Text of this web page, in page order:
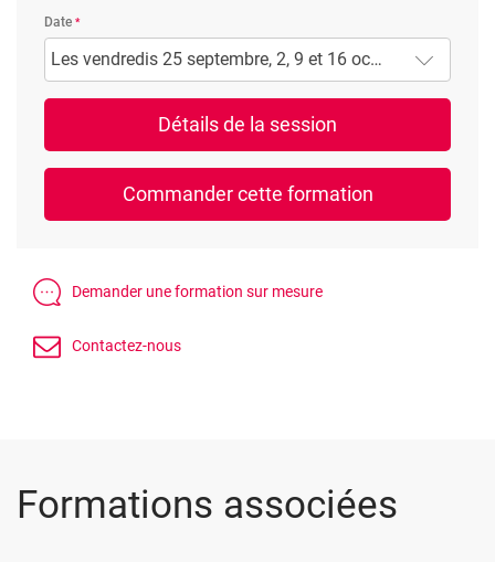
Date
Les vendredis 25 septembre, 2, 9 et 16 octobre 2026
Formations associées